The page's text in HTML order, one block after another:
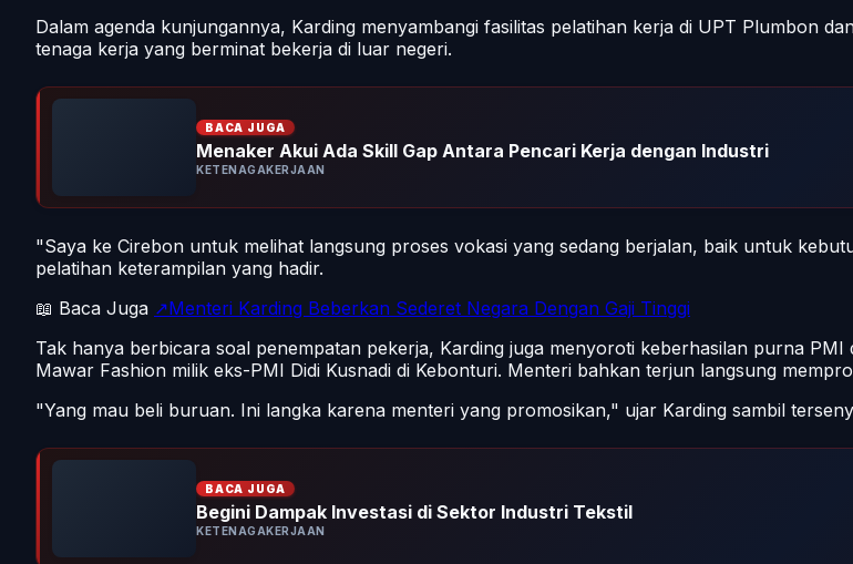
Dalam agenda kunjungannya, Karding menyambangi fasilitas pelatihan kerja di UPT Plumbon
tenaga kerja yang berminat bekerja di luar negeri.
BACA JUGA
Menaker Akui Ada Skill Gap Antara Pencari Kerja dengan Industri
KETENAGAKERJAAN
"Saya ke Cirebon untuk melihat langsung proses vokasi yang sedang berjalan, baik untuk
pelatihan keterampilan yang hadir.
📖 Baca Juga ↗Menteri Karding Beberkan Sederet Negara Dengan Gaji Tinggi
Tak hanya berbicara soal penempatan pekerja, Karding juga menyoroti keberhasilan purna
Mawar Fashion milik eks-PMI Didi Kusnadi di Kebonturi. Menteri bahkan terjun langsung
"Yang mau beli buruan. Ini langka karena menteri yang promosikan," ujar Karding sambil
BACA JUGA
Begini Dampak Investasi di Sektor Industri Tekstil
KETENAGAKERJAAN